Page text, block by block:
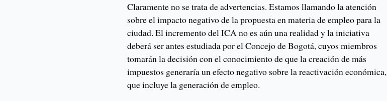
Claramente no se trata de advertencias. Estamos llamando la atención
sobre el impacto negativo de la propuesta en materia de empleo para la
ciudad. El incremento del ICA no es aún una realidad y la iniciativa
deberá ser antes estudiada por el Concejo de Bogotá, cuyos miembros
tomarán la decisión con el conocimiento de que la creación de más
impuestos generaría un efecto negativo sobre la reactivación económica,
que incluye la generación de empleo.